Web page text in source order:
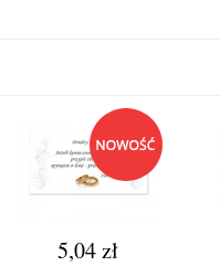
5,04 zł